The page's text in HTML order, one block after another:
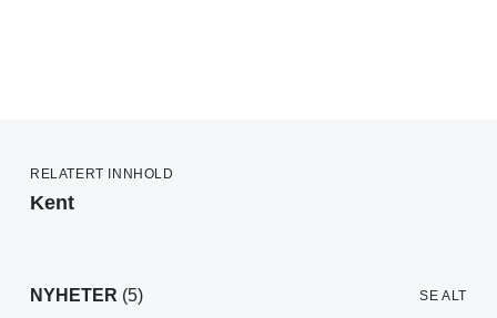
RELATERT INNHOLD
Kent
NYHETER (5) SE ALT